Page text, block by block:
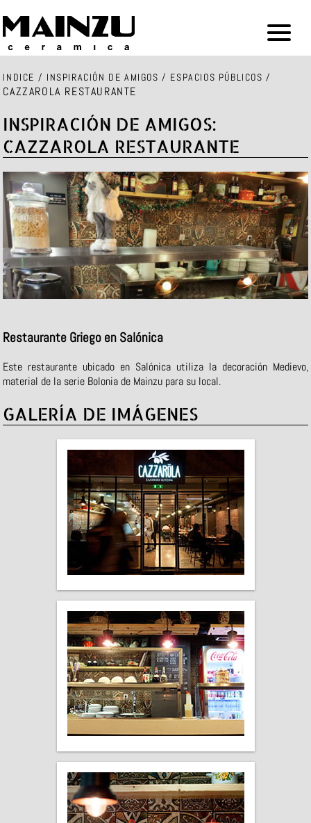
INDICE / INSPIRACIÓN DE AMIGOS / ESPACIOS PÚBLICOS /
CAZZAROLA RESTAURANTE
INSPIRACIÓN DE AMIGOS:
CAZZAROLA RESTAURANTE
Restaurante Griego en Salónica
Este restaurante ubicado en Salónica utiliza la decoración Medievo,
material de la serie Bolonia de Mainzu para su local.
GALERÍA DE IMÁGENES